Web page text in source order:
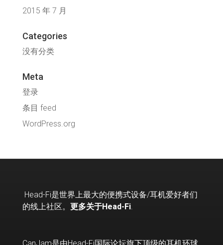
2015 年 7 月
Categories
没有分类
Meta
登录
条目 feed
WordPress.org
Head-Fi是世界上最大的便携式设备/耳机爱好者们
的线上社区。 更多关于Head-Fi.